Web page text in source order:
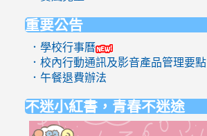
重要公告
．學校行事曆
．校內行動通訊及影音產品管理要點
．午餐退費辦法
不迷小紅書，青春不迷途